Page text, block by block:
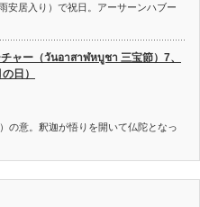
居入り）で祝日。アーサーンハブー
ャー（วันอาสาฬหบูชา 三宝節）7、
日）
の意。釈迦が悟りを開いて仏陀となっ